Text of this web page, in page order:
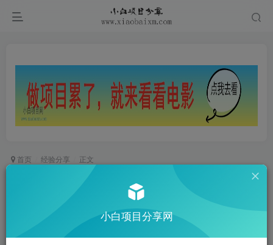
首页 经验分享 正文
卖茶叶的最好销售方法，卖茶叶的最好销售方法微
1年前更新
关注
小白项目分享网